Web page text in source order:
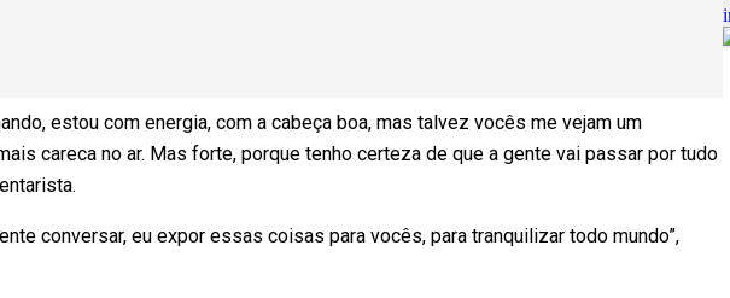
estou com energia, com a cabeça boa, mas talvez vocês me vejam um
careca no ar. Mas forte, porque tenho certeza de que a gente vai passar por tudo
conversar, eu expor essas coisas para vocês, para tranquilizar todo mundo”,